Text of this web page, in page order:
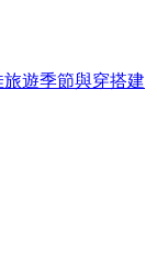
遊季節與穿搭建